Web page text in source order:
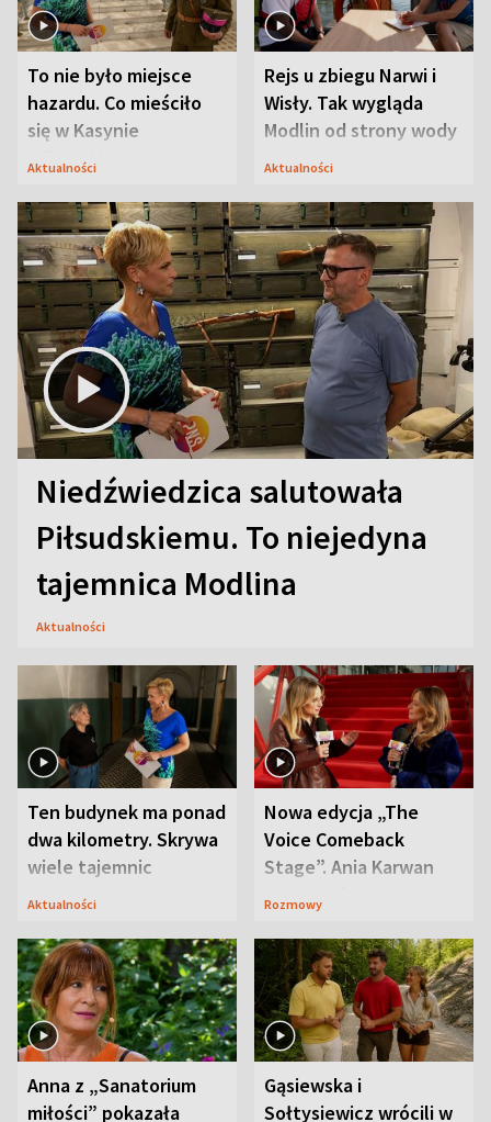
To nie było miejsce
hazardu. Co mieściło
się w Kasynie
Oficerskim?
Aktualności
Rejs u zbiegu Narwi i
Wisły. Tak wygląda
Modlin od strony wody
Aktualności
Niedźwiedzica salutowała
Piłsudskiemu. To niejedyna
tajemnica Modlina
Aktualności
Ten budynek ma ponad
dwa kilometry. Skrywa
wiele tajemnic
Aktualności
Nowa edycja „The
Voice Comeback
Stage”. Ania Karwan
zapowiada
Rozmowy
Anna z „Sanatorium
miłości” pokazała
Gąsiewska i
Sołtysiewicz wrócili w